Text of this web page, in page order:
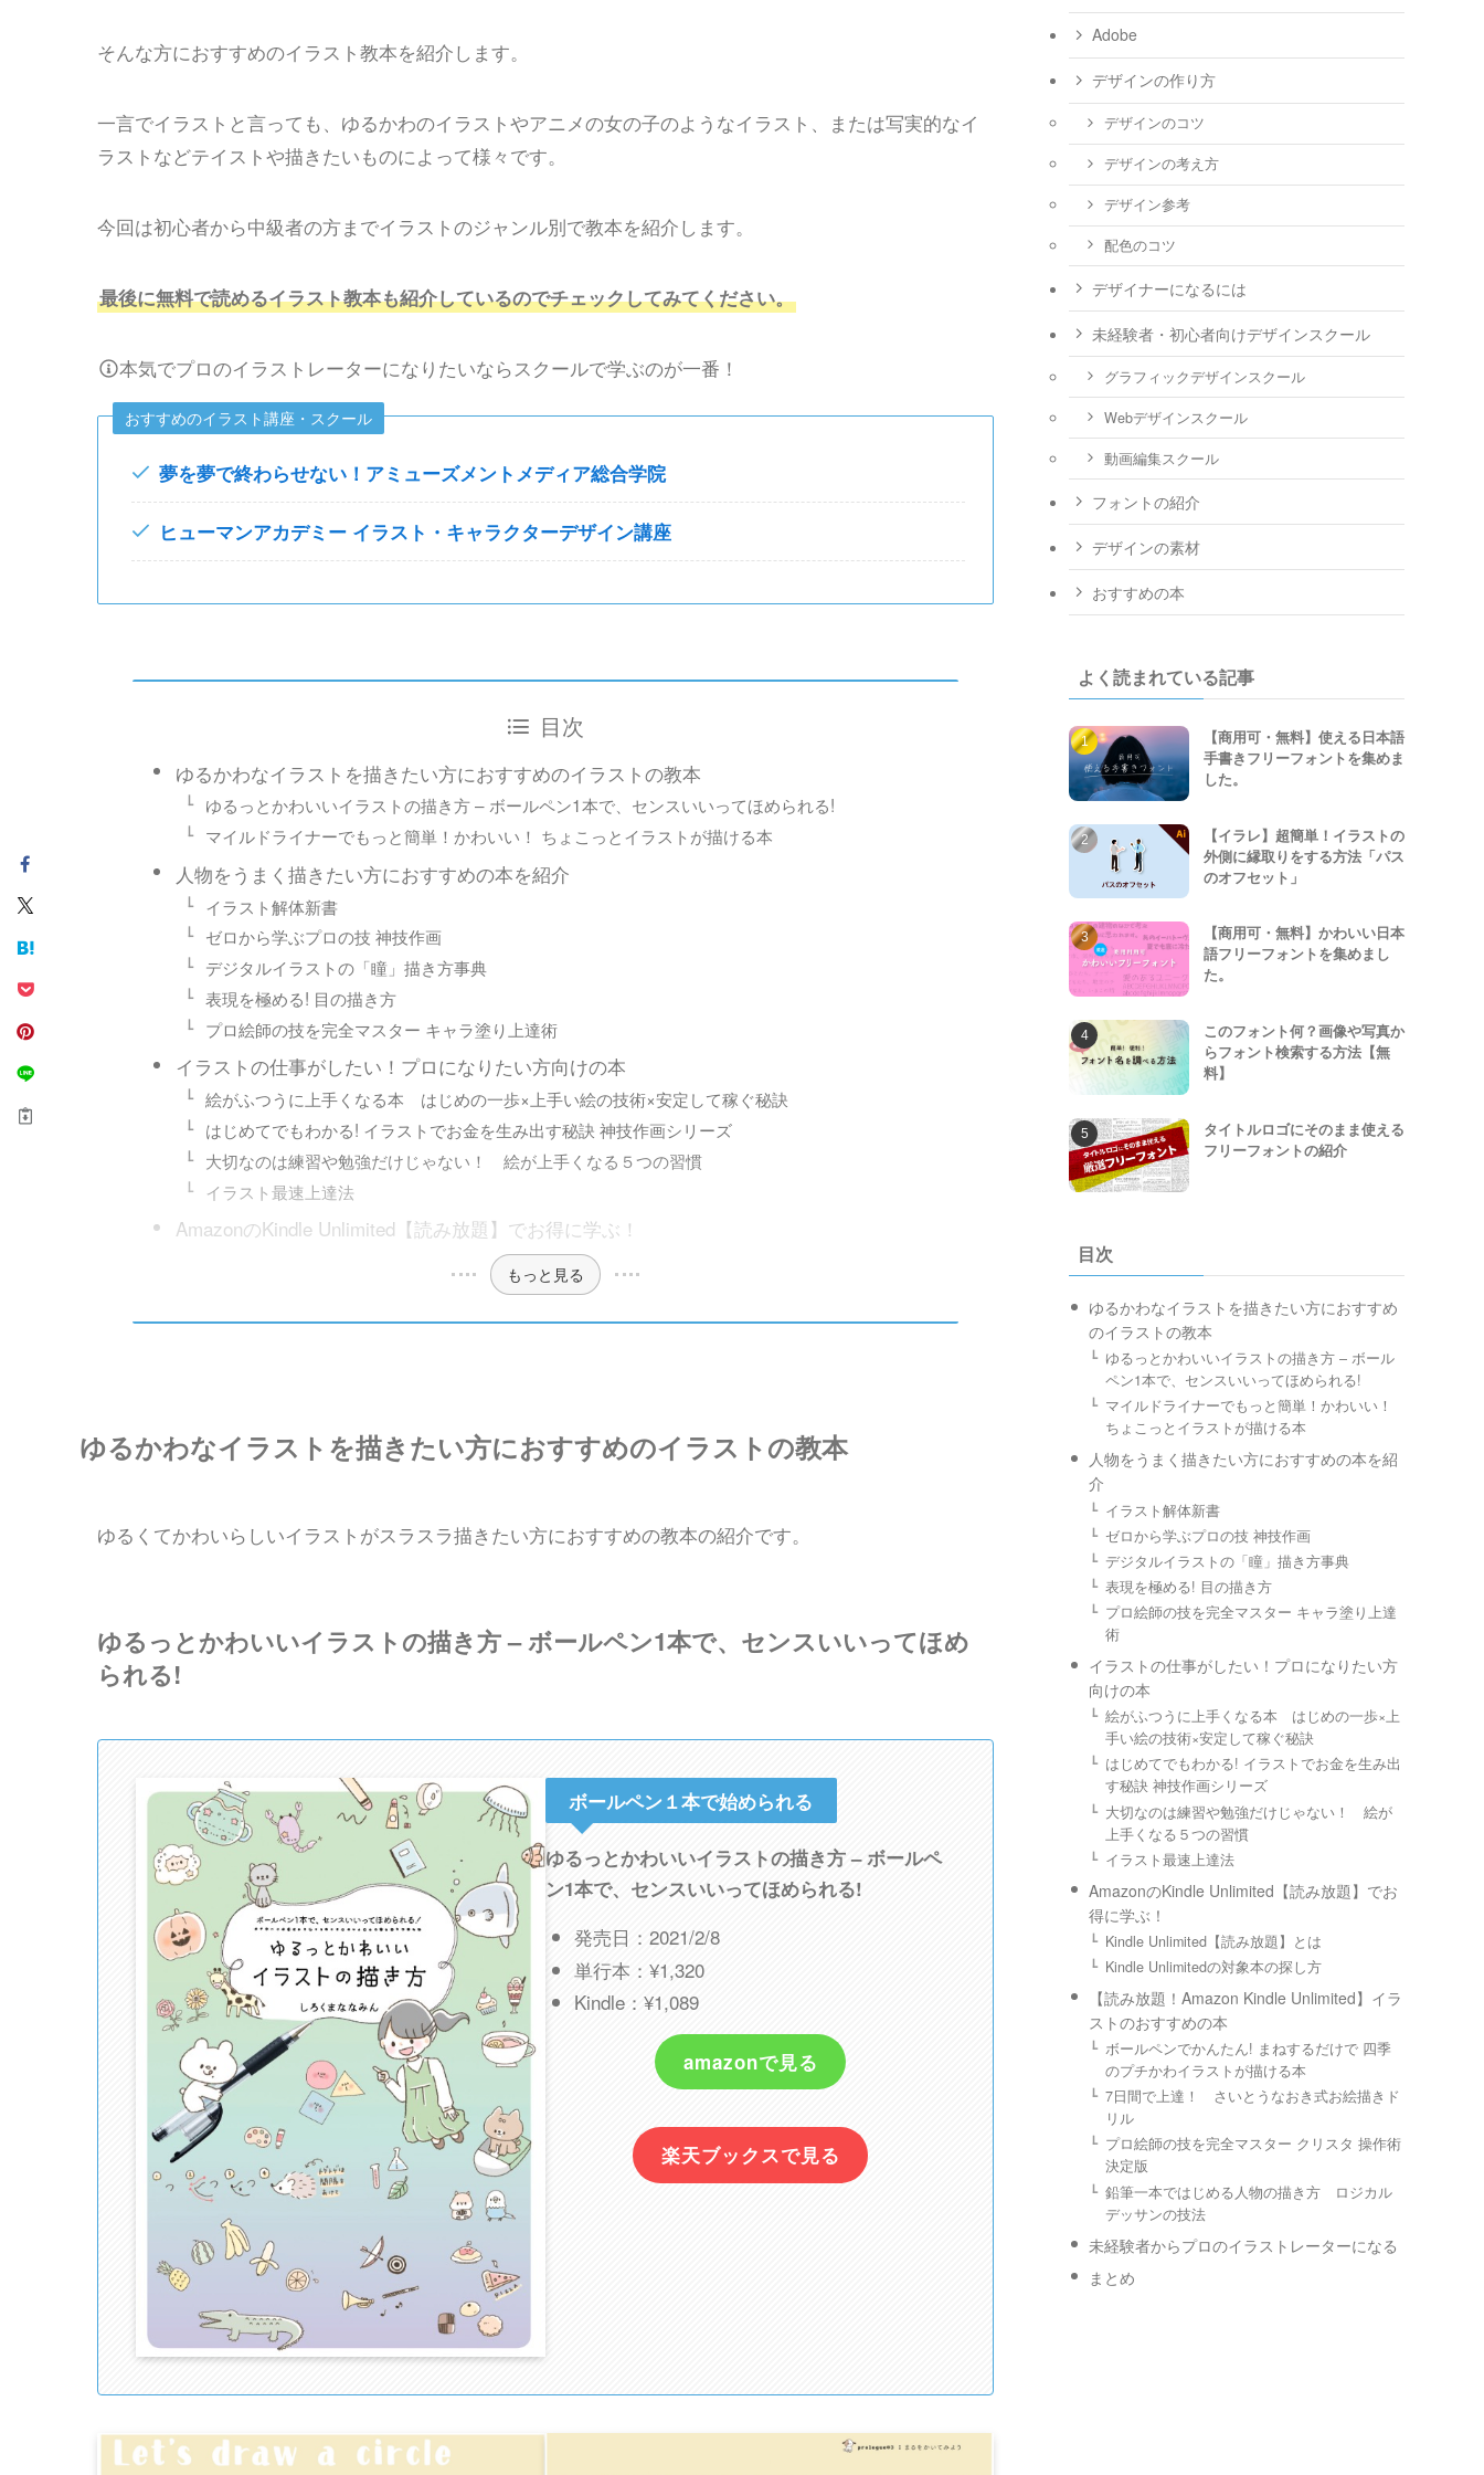
そんな方におすすめのイラスト教本を紹介します。
一言でイラストと言っても、ゆるかわのイラストやアニメの女の子のようなイラスト、または写実的なイ
ラストなどテイストや描きたいものによって様々です。
今回は初心者から中級者の方までイラストのジャンル別で教本を紹介します。
最後に無料で読めるイラスト教本も紹介しているのでチェックしてみてください。
本気でプロのイラストレーターになりたいならスクールで学ぶのが一番！
おすすめのイラスト講座・スクール
夢を夢で終わらせない！アミューズメントメディア総合学院
ヒューマンアカデミー イラスト・キャラクターデザイン講座
目次
ゆるかわなイラストを描きたい方におすすめのイラストの教本
ゆるっとかわいいイラストの描き方 – ボールペン1本で、センスいいってほめられる!
マイルドライナーでもっと簡単！かわいい！ ちょこっとイラストが描ける本
人物をうまく描きたい方におすすめの本を紹介
イラスト解体新書
ゼロから学ぶプロの技 神技作画
デジタルイラストの「瞳」描き方事典
表現を極める! 目の描き方
プロ絵師の技を完全マスター キャラ塗り上達術
イラストの仕事がしたい！プロになりたい方向けの本
絵がふつうに上手くなる本 はじめの一歩×上手い絵の技術×安定して稼ぐ秘訣
はじめてでもわかる! イラストでお金を生み出す秘訣 神技作画シリーズ
大切なのは練習や勉強だけじゃない！ 絵が上手くなる５つの習慣
イラスト最速上達法
AmazonのKindle Unlimited【読み放題】でお得に学ぶ！
もっと見る
ゆるかわなイラストを描きたい方におすすめのイラストの教本
ゆるくてかわいらしいイラストがスラスラ描きたい方におすすめの教本の紹介です。
ゆるっとかわいいイラストの描き方 – ボールペン1本で、センスいいってほめ
られる!
ボールペン１本で始められる
ゆるっとかわいいイラストの描き方 – ボールペ
ン1本で、センスいいってほめられる!
発売日：2021/2/8
単行本：¥1,320
Kindle：¥1,089
amazonで見る
楽天ブックスで見る
Adobe
デザインの作り方
デザインのコツ
デザインの考え方
デザイン参考
配色のコツ
デザイナーになるには
未経験者・初心者向けデザインスクール
グラフィックデザインスクール
Webデザインスクール
動画編集スクール
フォントの紹介
デザインの素材
おすすめの本
よく読まれている記事
【商用可・無料】使える日本語
手書きフリーフォントを集めま
した。
【イラレ】超簡単！イラストの
外側に縁取りをする方法「パス
のオフセット」
【商用可・無料】かわいい日本
語フリーフォントを集めまし
た。
このフォント何？画像や写真か
らフォント検索する方法【無
料】
タイトルロゴにそのまま使える
フリーフォントの紹介
目次
ゆるかわなイラストを描きたい方におすすめ
のイラストの教本
ゆるっとかわいいイラストの描き方 – ボール
ペン1本で、センスいいってほめられる!
マイルドライナーでもっと簡単！かわいい！
ちょこっとイラストが描ける本
人物をうまく描きたい方におすすめの本を紹
介
イラスト解体新書
ゼロから学ぶプロの技 神技作画
デジタルイラストの「瞳」描き方事典
表現を極める! 目の描き方
プロ絵師の技を完全マスター キャラ塗り上達
術
イラストの仕事がしたい！プロになりたい方
向けの本
絵がふつうに上手くなる本 はじめの一歩×上
手い絵の技術×安定して稼ぐ秘訣
はじめてでもわかる! イラストでお金を生み出
す秘訣 神技作画シリーズ
大切なのは練習や勉強だけじゃない！ 絵が
上手くなる５つの習慣
イラスト最速上達法
AmazonのKindle Unlimited【読み放題】でお
得に学ぶ！
Kindle Unlimited【読み放題】とは
Kindle Unlimitedの対象本の探し方
【読み放題！Amazon Kindle Unlimited】イラ
ストのおすすめの本
ボールペンでかんたん! まねするだけで 四季
のプチかわイラストが描ける本
7日間で上達！ さいとうなおき式お絵描きド
リル
プロ絵師の技を完全マスター クリスタ 操作術
決定版
鉛筆一本ではじめる人物の描き方 ロジカル
デッサンの技法
未経験者からプロのイラストレーターになる
まとめ